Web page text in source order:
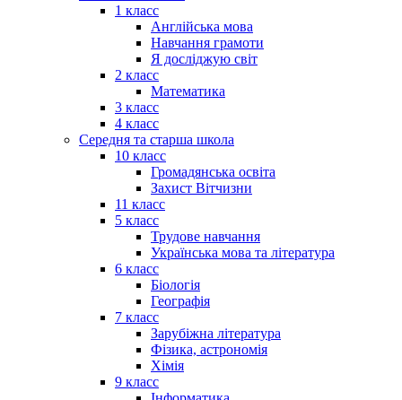
1 класс
Англійська мова
Навчання грамоти
Я досліджую світ
2 класс
Математика
3 класс
4 класс
Середня та старша школа
10 класс
Громадянська освіта
Захист Вітчизни
11 класс
5 класс
Трудове навчання
Українська мова та література
6 класс
Біологія
Географія
7 класс
Зарубіжна література
Фізика, астрономія
Хімія
9 класс